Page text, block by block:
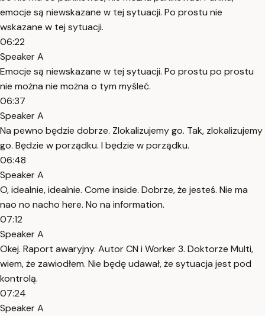
emocje są niewskazane w tej sytuacji. Po prostu nie
wskazane w tej sytuacji.
06:22
Speaker A
Emocje są niewskazane w tej sytuacji. Po prostu po prostu
nie można nie można o tym myśleć.
06:37
Speaker A
Na pewno będzie dobrze. Zlokalizujemy go. Tak, zlokalizujemy
go. Będzie w porządku. I będzie w porządku.
06:48
Speaker A
O, idealnie, idealnie. Come inside. Dobrze, że jesteś. Nie ma
nao no nacho here. No na information.
07:12
Speaker A
Okej. Raport awaryjny. Autor CN i Worker 3. Doktorze Multi,
wiem, że zawiodłem. Nie będę udawał, że sytuacja jest pod
kontrolą.
07:24
Speaker A